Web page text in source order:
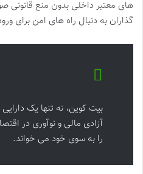
های معتبر داخلی بدون منع قانونی
گذاران به دنبال راه های امن برای
بیت کوین، نه تنها یک
آزادی مالی و نوآوری در
را به سوی خود می خواند.